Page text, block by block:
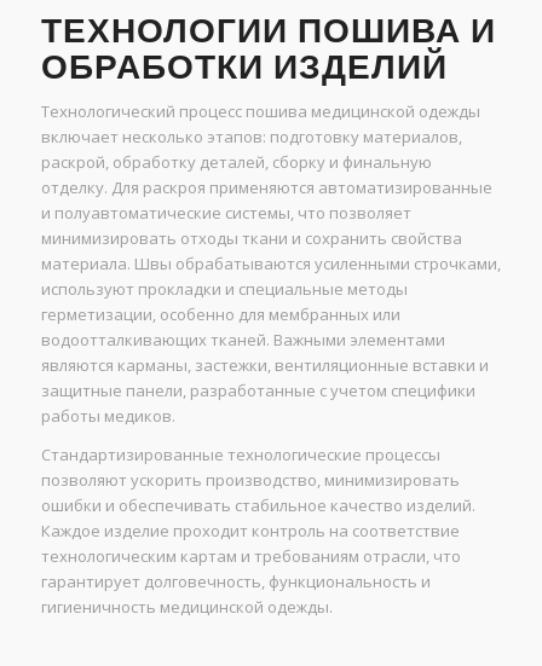
ТЕХНОЛОГИИ ПОШИВА И
ОБРАБОТКИ ИЗДЕЛИЙ
Технологический процесс пошива медицинской одежды
включает несколько этапов: подготовку материалов,
раскрой, обработку деталей, сборку и финальную
отделку. Для раскроя применяются автоматизированные
и полуавтоматические системы, что позволяет
минимизировать отходы ткани и сохранить свойства
материала. Швы обрабатываются усиленными строчками,
используют прокладки и специальные методы
герметизации, особенно для мембранных или
водоотталкивающих тканей. Важными элементами
являются карманы, застежки, вентиляционные вставки и
защитные панели, разработанные с учетом специфики
работы медиков.
Стандартизированные технологические процессы
позволяют ускорить производство, минимизировать
ошибки и обеспечивать стабильное качество изделий.
Каждое изделие проходит контроль на соответствие
технологическим картам и требованиям отрасли, что
гарантирует долговечность, функциональность и
гигиеничность медицинской одежды.